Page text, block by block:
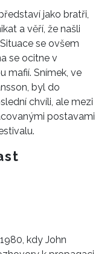
jako bratři,
a věří, že našli
se ovšem
se ocitne v
mafií. Snímek, ve
byl do
chvíli, ale mezi
postavami
kdy John